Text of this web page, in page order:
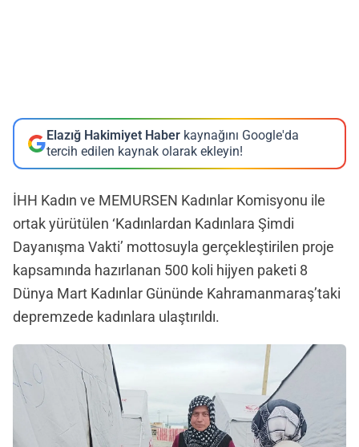
Elazığ Hakimiyet Haber kaynağını Google'da
tercih edilen kaynak olarak ekleyin!
İHH Kadın ve MEMURSEN Kadınlar Komisyonu ile
ortak yürütülen ‘Kadınlardan Kadınlara Şimdi
Dayanışma Vakti’ mottosuyla gerçekleştirilen proje
kapsamında hazırlanan 500 koli hijyen paketi 8
Dünya Mart Kadınlar Gününde Kahramanmaraş’taki
depremzede kadınlara ulaştırıldı.